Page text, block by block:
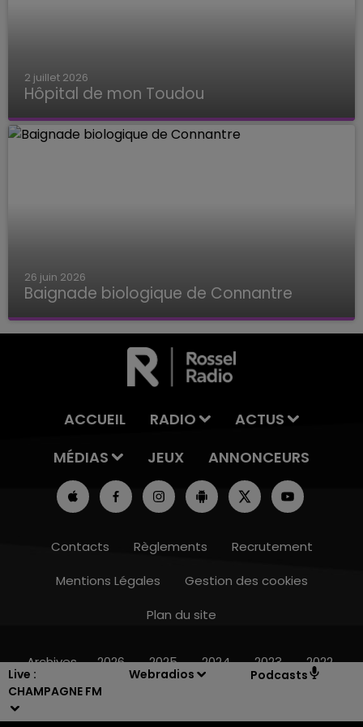
Live :
CHAMPAGNE FM
Webradios Podcasts
11h00 - 16h00
2 juillet 2026
Hôpital de mon Toudou
Hôpital de mon Toudou
26 juin 2026
Baignade biologique de Connantre
Baignade biologique de Connantre
ACCUEIL RADIO
ACTUS
MÉDIAS
JEUX ANNONCEURS
Contacts Règlements
Recrutement
Mentions Légales
Gestion des cookies
Plan du site
Archives 2026 2025 2024 2023 2022